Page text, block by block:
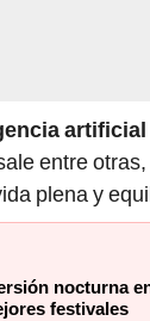
artificial
entre
plena y
nocturna
festivales